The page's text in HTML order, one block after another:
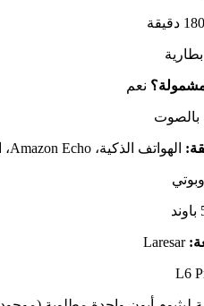
بطارية
نعم
بالصوت
الهواتف الذكية، Amazon Echo، الأجهزة اللوحية، Google Home
Laresar